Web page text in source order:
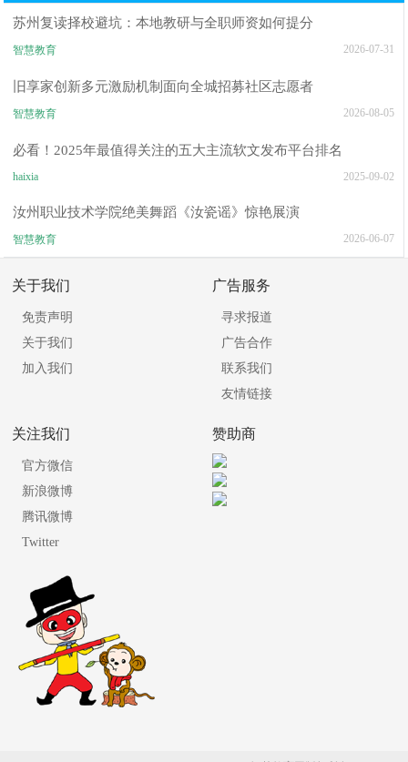
苏州复读择校避坑：本地教研与全职师资如何提分
智慧教育 2026-07-31
旧享家创新多元激励机制面向全城招募社区志愿者
智慧教育 2026-08-05
必看！2025年最值得关注的五大主流软文发布平台排名
haixia 2025-09-02
汝州职业技术学院绝美舞蹈《汝瓷谣》惊艳展演
智慧教育 2026-06-07
关于我们
免责声明
关于我们
加入我们
广告服务
寻求报道
广告合作
联系我们
友情链接
关注我们
官方微信
新浪微博
腾讯微博
Twitter
赞助商